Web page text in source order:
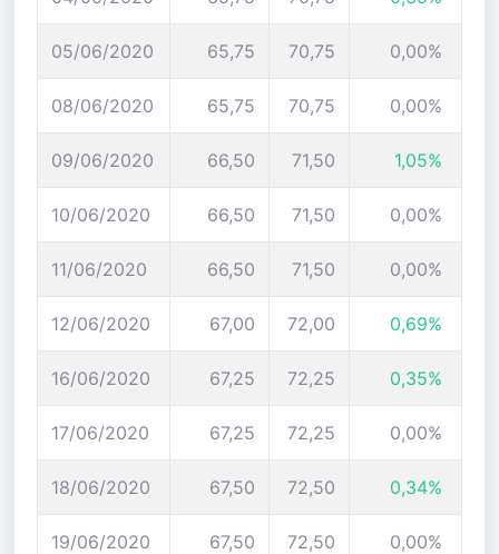
05/06/2020 65,75 70,75 0,00%
08/06/2020 65,75 70,75 0,00%
09/06/2020 66,50 71,50 1,05%
10/06/2020 66,50 71,50 0,00%
11/06/2020 66,50 71,50 0,00%
12/06/2020 67,00 72,00 0,69%
16/06/2020 67,25 72,25 0,35%
17/06/2020 67,25 72,25 0,00%
18/06/2020 67,50 72,50 0,34%
19/06/2020 67,50 72,50 0,00%